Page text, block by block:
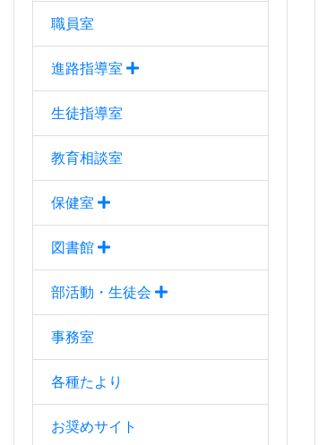
進路指導室
生徒指導室
教育相談室
保健室
図書館
部活動・生徒会
事務室
各種たより
お奨めサイト